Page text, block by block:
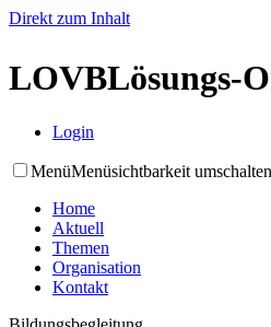
Direkt zum Inhalt
LOVBLösungs-
Login
MenüMenüsichtbarkeit umschalten
Home
Aktuell
Themen
Organisation
Kontakt